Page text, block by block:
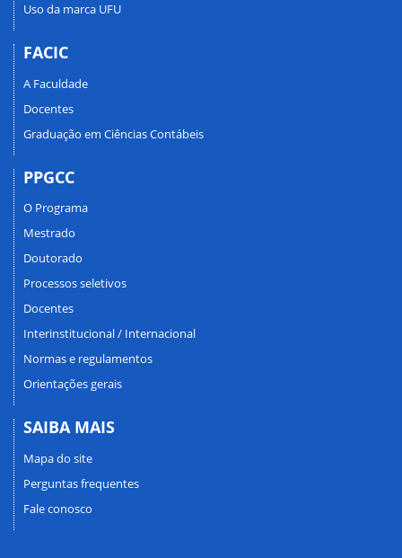
Uso da marca UFU
FACIC
A Faculdade
Docentes
Graduação em Ciências Contábeis
PPGCC
O Programa
Mestrado
Doutorado
Processos seletivos
Docentes
Interinstitucional / Internacional
Normas e regulamentos
Orientações gerais
SAIBA MAIS
Mapa do site
Perguntas frequentes
Fale conosco